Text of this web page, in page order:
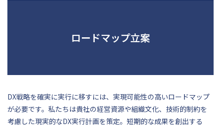
ロードマップ立案
DX戦略を確実に実行に移すには、実現可能性の高いロードマップ
が必要です。私たちは貴社の経営資源や組織文化、技術的制約を
考慮した現実的なDX実行計画を策定。短期的な成果を創出する